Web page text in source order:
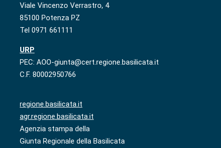
Viale Vincenzo Verrastro, 4
85100 Potenza PZ
Tel 0971 661111
URP
PEC: AOO-giunta@cert.regione.basilicata.it
C.F. 80002950766
regione.basilicata.it
agr.regione.basilicata.it
Agenzia stampa della
Giunta Regionale della Basilicata